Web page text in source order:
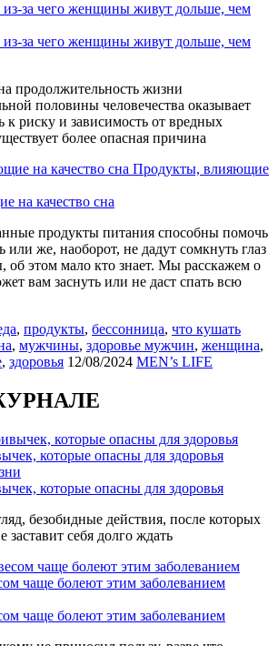
за чего женщины живут дольше, чем
за чего женщины живут дольше, чем
продолжительность жизни
половины человечества оказывает
к риску и зависимость от вредных
более опасная причина
Продукты, влияющие
на качество сна
продукты питания способны помочь
или же, наоборот, не дадут сомкнуть глаз
об этом мало кто знает. Мы расскажем о
вам заснуть или не даст спать всю
, продукты, бессонница, что кушать
, мужчины, здоровье мужчин, женщина,
, здоровья 12/08/2024 MEN’s LIFE
которые опасны для здоровья
которые опасны для здоровья
безобидные действия, после которых
заставит себя долго ждать
чаще болеют этим заболеванием
чаще болеют этим заболеванием